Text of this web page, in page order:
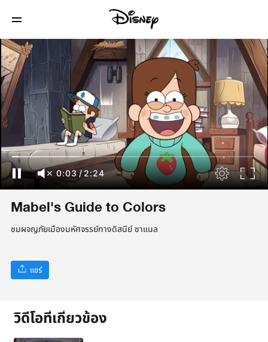
0:04/2:24
Mabel's Guide to Colors
ชมผจญภัยเมืองมหัศจรรย์ทางดิสนีย์ ชาแนล
แชร์
วิดีโอที่เกี่ยวข้อง